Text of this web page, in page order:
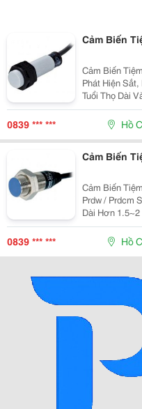
Cảm Biến
Cảm Biến Tiệm
Phát Hiện
Tuổi Thọ Dài
Ngược Cực
Khoảng
0839 *** *** Hồ
Cảm Biến
Cảm Biến
Prdw / Prdcm
Dài Hơn
Thực Hiện
Nhất Thế
0839 *** *** Hồ